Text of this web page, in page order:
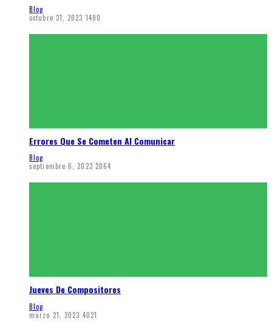
Blog
octubre 31, 2023 1490
Errores Que Se Cometen Al Comunicar
Blog
septiembre 6, 2023 2064
Jueves De Compositores
Blog
marzo 21, 2023 4021